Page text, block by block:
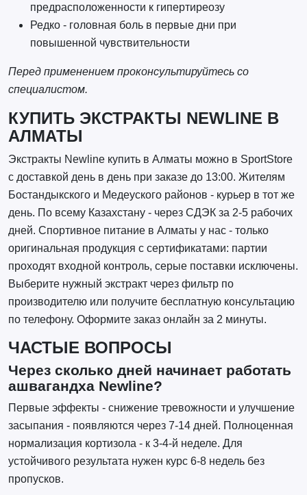
предрасположенности к гипертиреозу
Редко - головная боль в первые дни при
повышенной чувствительности
Перед применением проконсультируйтесь со
специалистом.
КУПИТЬ ЭКСТРАКТЫ NEWLINE В
АЛМАТЫ
Экстракты Newline купить в Алматы можно в SportStore
с доставкой день в день при заказе до 13:00. Жителям
Бостандыкского и Медеуского районов - курьер в тот же
день. По всему Казахстану - через СДЭК за 2-5 рабочих
дней. Спортивное питание в Алматы у нас - только
оригинальная продукция с сертификатами: партии
проходят входной контроль, серые поставки исключены.
Выберите нужный экстракт через фильтр по
производителю или получите бесплатную консультацию
по телефону. Оформите заказ онлайн за 2 минуты.
ЧАСТЫЕ ВОПРОСЫ
Через сколько дней начинает работать
ашвагандха Newline?
Первые эффекты - снижение тревожности и улучшение
засыпания - появляются через 7-14 дней. Полноценная
нормализация кортизола - к 3-4-й неделе. Для
устойчивого результата нужен курс 6-8 недель без
пропусков.